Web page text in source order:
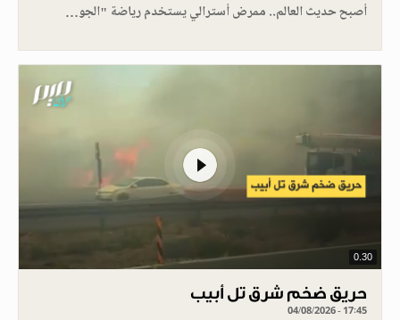
أصبح حديث العالم.. ممرض أسترالي يستخدم رياضة "الجو…
0.30
حريق ضخم شرق تل أبيب
04/08/2026 - 17:45